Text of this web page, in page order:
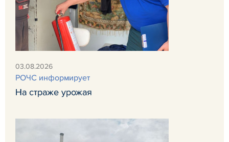
03.08.2026
РОЧС информирует
На страже урожая